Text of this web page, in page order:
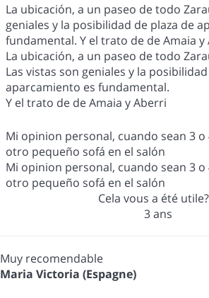
La ubicación, a un paseo de todo
geniales y la posibilidad de plaza de
fundamental. Y el trato de de Amaia y
La ubicación, a un paseo de todo
Las vistas son geniales y la
aparcamiento es fundamental.
Y el trato de de Amaia y Aberri
Mi opinion personal, cuando sean 3
otro pequeño sofá en el salón
Mi opinion personal, cuando sean 3
otro pequeño sofá en el salón
Cela vous a été utile?
3 ans
Muy recomendable
Maria Victoria (Espagne)